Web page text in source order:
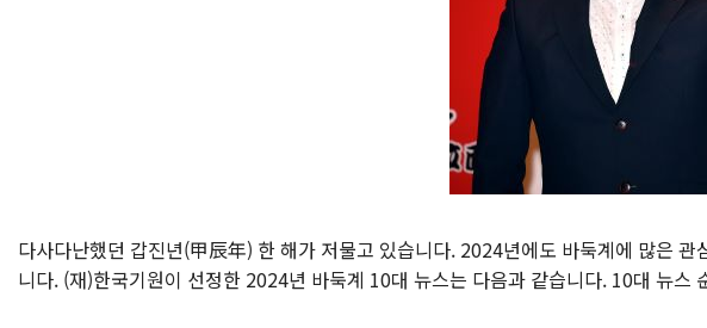
다사다난했던 갑진년(甲辰年) 한 해가 저물고 있습니다. 2024년에도 바둑계에 많은
니다. (재)한국기원이 선정한 2024년 바둑계 10대 뉴스는 다음과 같습니다. 10대 뉴스